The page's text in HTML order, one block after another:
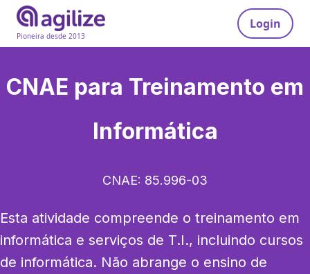
Pioneira desde 2013
Login
CNAE para Treinamento em
Informática
CNAE: 85.996-03
Esta atividade compreende o treinamento em
informática e serviços de T.I., incluindo cursos
de informática. Não abrange o ensino de